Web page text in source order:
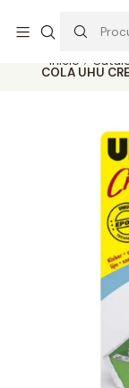
Início
COLA UHU